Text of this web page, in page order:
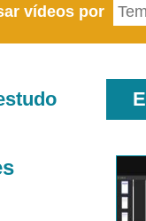
vídeos por